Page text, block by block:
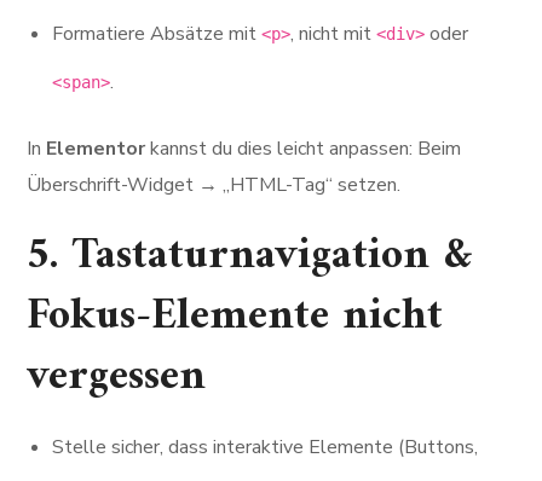
Formatiere Absätze mit<p>, nicht mit<div> oder
<span>.
In Elementorkannst du dies leicht anpassen: Beim
Überschrift-Widget → „HTML-Tag“ setzen.
5. Tastaturnavigation &
Fokus-Elemente nicht
vergessen
Stelle sicher, dass interaktive Elemente (Buttons,